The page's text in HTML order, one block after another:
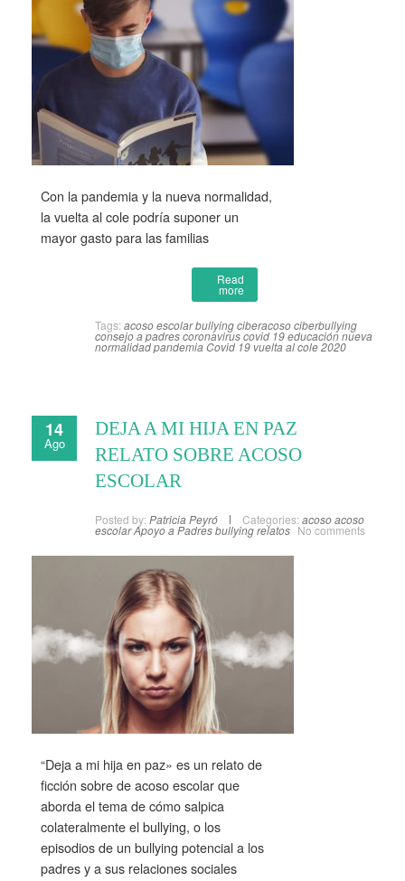
Con la pandemia y la nueva normalidad,
la vuelta al cole podría suponer un
mayor gasto para las familias
Read
more
Tags: acoso escolarbullyingciberacosociberbullying
consejo a padrescoronaviruscovid 19educaciónnueva
normalidadpandemia Covid 19 vuelta al cole 2020
14
Ago
DEJA A MI HIJA EN PAZ
RELATO SOBRE ACOSO
ESCOLAR
Posted by: Patricia Peyró Categories: acosoacoso
escolarApoyo a Padresbullyingrelatos No comments
“Deja a mi hija en paz» es un relato de
ficción sobre de acoso escolar que
aborda el tema de cómo salpica
colateralmente el bullying, o los
episodios de un bullying potencial a los
padres y a sus relaciones sociales